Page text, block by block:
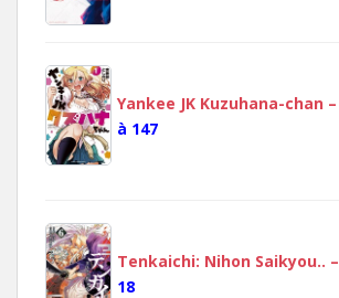
Yankee JK Kuzuhana-chan –
à 147
Tenkaichi: Nihon Saikyou.. –
18